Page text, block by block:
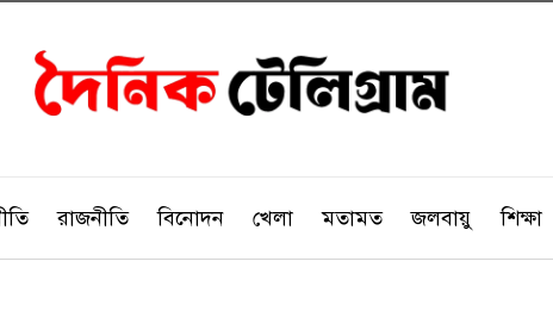
রাজনীতি বিনোদন খেলা মতামত জলবায়ু শিক্ষা